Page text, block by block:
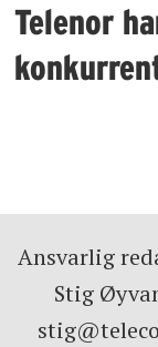
Telenor
Ansvarlig
Stig